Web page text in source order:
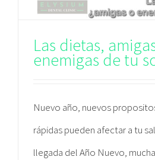
Las dietas,
enemigas de tu
Nuevo año, nuevos
rápidas pueden afectar a tu
llegada del Año Nuevo,